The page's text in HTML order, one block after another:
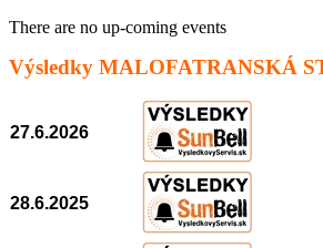
There are no up-coming events
Výsledky MALOFATRANSKÁ
27.6.2026
28.6.2025